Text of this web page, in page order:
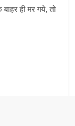
ही मर गये, तो